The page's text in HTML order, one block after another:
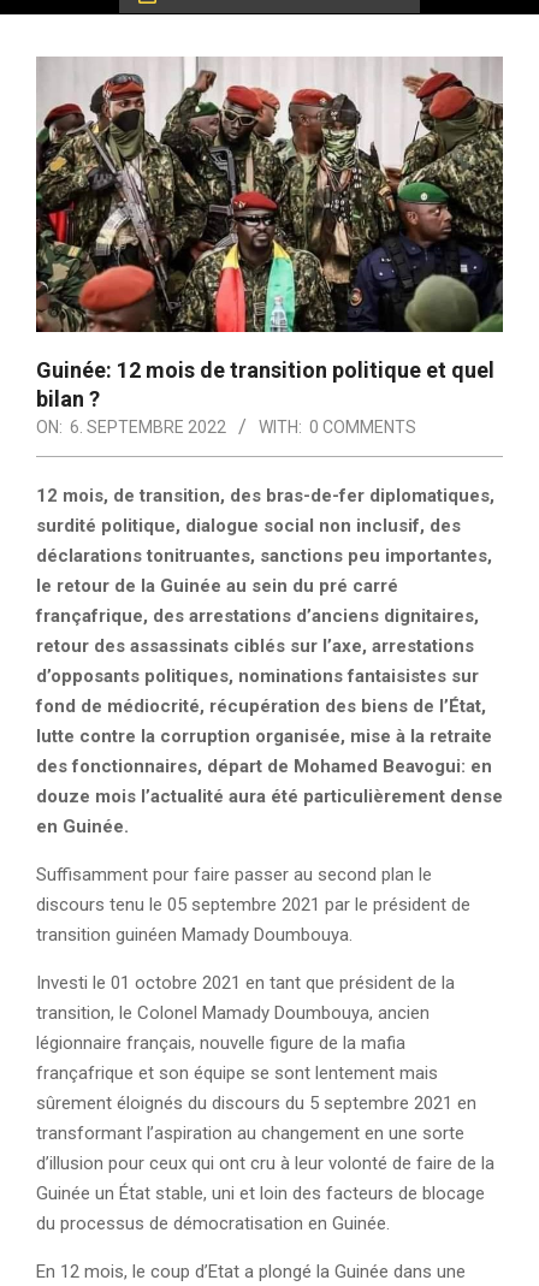
Guinée: 12 mois de transition politique et quel
bilan ?
ON: 6. SEPTEMBRE 2022 WITH: 0 COMMENTS
12 mois, de transition, des bras-de-fer diplomatiques,
surdité politique, dialogue social non inclusif, des
déclarations tonitruantes, sanctions peu importantes,
le retour de la Guinée au sein du pré carré
françafrique, des arrestations d’anciens dignitaires,
retour des assassinats ciblés sur l’axe, arrestations
d’opposants politiques, nominations fantaisistes sur
fond de médiocrité, récupération des biens de l’État,
lutte contre la corruption organisée, mise à la retraite
des fonctionnaires, départ de Mohamed Beavogui: en
douze mois l’actualité aura été particulièrement dense
en Guinée.
Suffisamment pour faire passer au second plan le
discours tenu le 05 septembre 2021 par le président de
transition guinéen Mamady Doumbouya.
Investi le 01 octobre 2021 en tant que président de la
transition, le Colonel Mamady Doumbouya, ancien
légionnaire français, nouvelle figure de la mafia
françafrique et son équipe se sont lentement mais
sûrement éloignés du discours du 5 septembre 2021 en
transformant l’aspiration au changement en une sorte
d’illusion pour ceux qui ont cru à leur volonté de faire de la
Guinée un État stable, uni et loin des facteurs de blocage
du processus de démocratisation en Guinée.
En 12 mois, le coup d’Etat a plongé la Guinée dans une